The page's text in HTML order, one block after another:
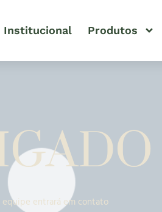
Institucional Produtos
equipe entrará em contato